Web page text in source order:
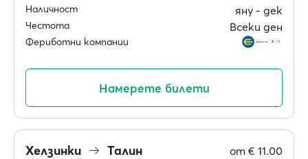
Наличност яну ‐ дек
Честота Всеки ден
Фериботни компании
Намерете билети
Хелзинки Талин от € 11.00